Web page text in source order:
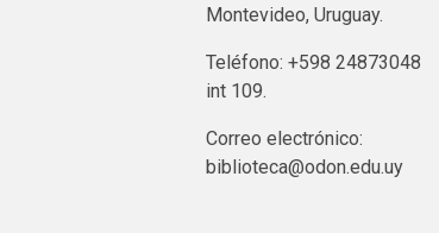
Montevideo, Uruguay.
Teléfono: +598 24873048
int 109.
Correo electrónico:
biblioteca@odon.edu.uy